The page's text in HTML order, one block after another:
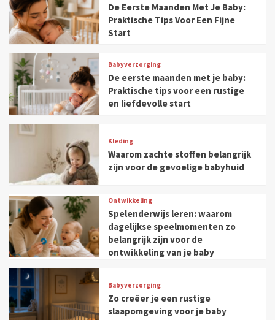
De Eerste Maanden Met Je Baby:
Praktische Tips Voor Een Fijne
Start
Babyverzorging
De eerste maanden met je baby:
Praktische tips voor een rustige
en liefdevolle start
Kleding
Waarom zachte stoffen belangrijk
zijn voor de gevoelige babyhuid
Ontwikkeling
Spelenderwijs leren: waarom
dagelijkse speelmomenten zo
belangrijk zijn voor de
ontwikkeling van je baby
Babyverzorging
Zo creëer je een rustige
slaapomgeving voor je baby